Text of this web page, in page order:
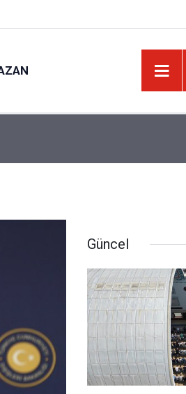
çatısında sürdürüyor
Güncel